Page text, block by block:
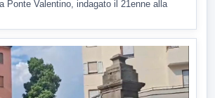
Ponte Valentino, indagato il 21enne alla